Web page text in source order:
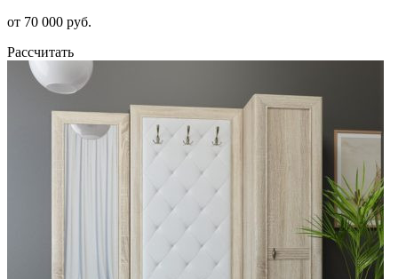
от 70 000 руб.
Рассчитать